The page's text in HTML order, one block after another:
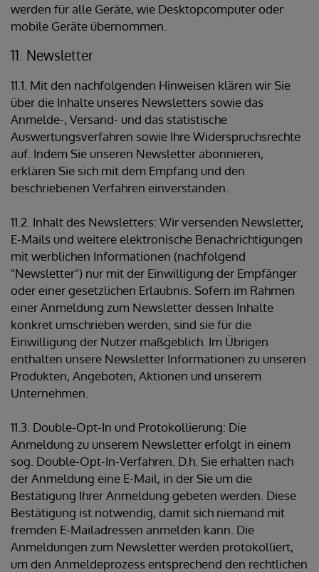
werden für alle Geräte, wie Desktopcomputer oder
mobile Geräte übernommen.
11. Newsletter
11.1. Mit den nachfolgenden Hinweisen klären wir Sie
über die Inhalte unseres Newsletters sowie das
Anmelde-, Versand- und das statistische
Auswertungsverfahren sowie Ihre Widerspruchsrechte
auf. Indem Sie unseren Newsletter abonnieren,
erklären Sie sich mit dem Empfang und den
beschriebenen Verfahren einverstanden.
11.2. Inhalt des Newsletters: Wir versenden Newsletter,
E-Mails und weitere elektronische Benachrichtigungen
mit werblichen Informationen (nachfolgend
"Newsletter") nur mit der Einwilligung der Empfänger
oder einer gesetzlichen Erlaubnis. Sofern im Rahmen
einer Anmeldung zum Newsletter dessen Inhalte
konkret umschrieben werden, sind sie für die
Einwilligung der Nutzer maßgeblich. Im Übrigen
enthalten unsere Newsletter Informationen zu unseren
Produkten, Angeboten, Aktionen und unserem
Unternehmen.
11.3. Double-Opt-In und Protokollierung: Die
Anmeldung zu unserem Newsletter erfolgt in einem
sog. Double-Opt-In-Verfahren. D.h. Sie erhalten nach
der Anmeldung eine E-Mail, in der Sie um die
Bestätigung Ihrer Anmeldung gebeten werden. Diese
Bestätigung ist notwendig, damit sich niemand mit
fremden E-Mailadressen anmelden kann. Die
Anmeldungen zum Newsletter werden protokolliert,
um den Anmeldeprozess entsprechend den rechtlichen